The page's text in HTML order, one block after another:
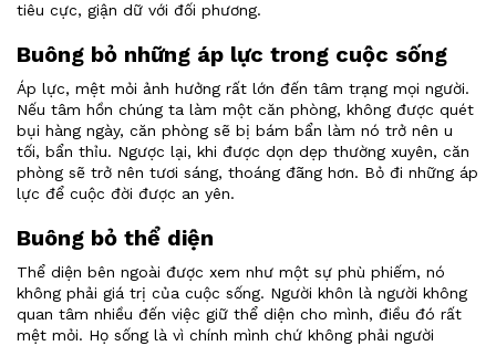
tiêu cực, giận dữ với đối phương.
Buông bỏ những áp lực trong cuộc sống
Áp lực, mệt mỏi ảnh hưởng rất lớn đến tâm trạng mọi người.
Nếu tâm hồn chúng ta làm một căn phòng, không được quét
bụi hàng ngày, căn phòng sẽ bị bám bẩn làm nó trở nên u
tối, bẩn thỉu. Ngược lại, khi được dọn dẹp thường xuyên, căn
phòng sẽ trở nên tươi sáng, thoáng đãng hơn. Bỏ đi những áp
lực để cuộc đời được an yên.
Buông bỏ thể diện
Thể diện bên ngoài được xem như một sự phù phiếm, nó
không phải giá trị của cuộc sống. Người khôn là người không
quan tâm nhiều đến việc giữ thể diện cho mình, điều đó rất
mệt mỏi. Họ sống là vì chính mình chứ không phải người